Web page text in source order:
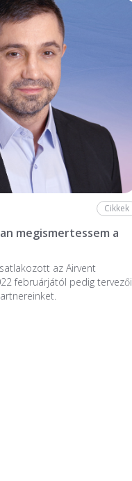
Cikkek
megismertessem a
az Airvent
februárjától pedig tervezői